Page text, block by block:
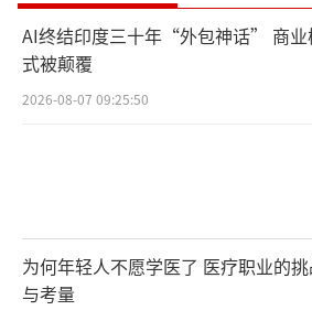
AI终结印度三十年“外包神话” 商业
式被颠覆
2026-08-07 09:25:50
为何年轻人不愿学医了 医疗职业的
与考量